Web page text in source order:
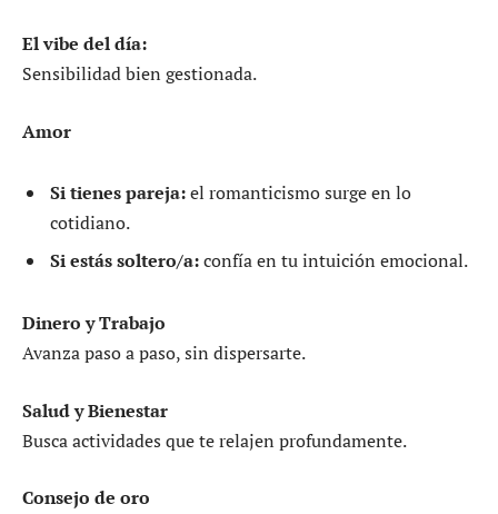
El vibe del día:
Sensibilidad bien gestionada.
Amor
Si tienes pareja:el romanticismo surge en lo
cotidiano.
Si estás soltero/a:confía en tu intuición emocional.
Dinero y Trabajo
Avanza paso a paso, sin dispersarte.
Salud y Bienestar
Busca actividades que te relajen profundamente.
Consejo de oro